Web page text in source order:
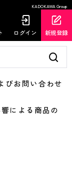
KADOKAWA Group
ログイン 新規登録
お問い合わせ
による商品の